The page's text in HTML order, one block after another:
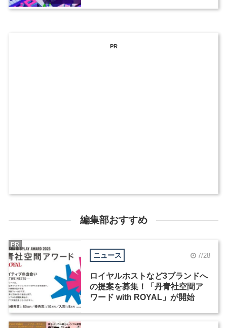
PR
編集部おすすめ
ニュース 7/28
ロイヤルホストなど3ブランドへ
の提案を募集！「丹青社空間ア
ワード with ROYAL」が開始
PR